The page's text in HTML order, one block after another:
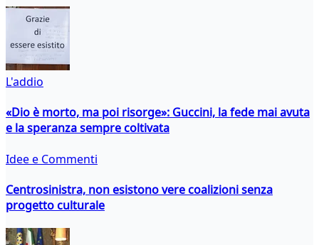
L'addio
«Dio è morto, ma poi risorge»: Guccini, la fede mai avuta
e la speranza sempre coltivata
Idee e Commenti
Centrosinistra, non esistono vere coalizioni senza
progetto culturale